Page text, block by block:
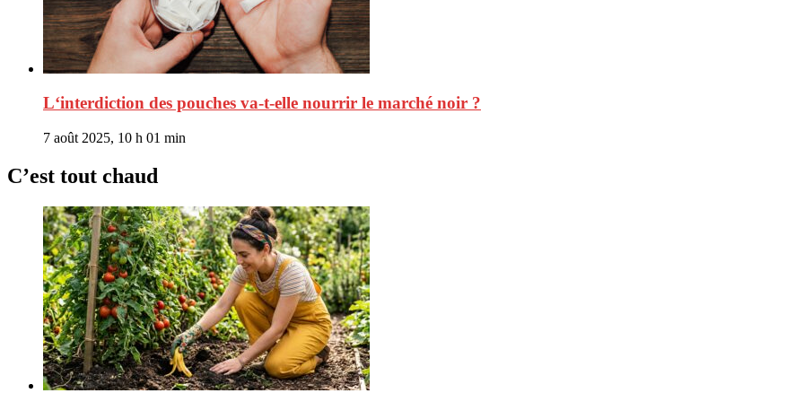
L‘interdiction des pouches va-t-elle nourrir le marché noir ?
7 août 2025, 10 h 01 min
C’est tout chaud